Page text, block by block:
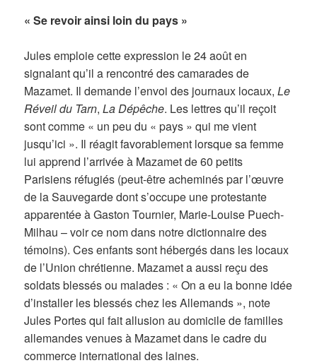
« Se revoir ainsi loin du pays »
Jules emploie cette expression le 24 août en
signalant qu’il a rencontré des camarades de
Mazamet. Il demande l’envoi des journaux locaux,Le
Réveil du Tarn,La Dépêche. Les lettres qu’il reçoit
sont comme « un peu du « pays » qui me vient
jusqu’ici ». Il réagit favorablement lorsque sa femme
lui apprend l’arrivée à Mazamet de 60 petits
Parisiens réfugiés (peut-être acheminés par l’œuvre
de la Sauvegarde dont s’occupe une protestante
apparentée à Gaston Tournier, Marie-Louise Puech-
Milhau – voir ce nom dans notre dictionnaire des
témoins). Ces enfants sont hébergés dans les locaux
de l’Union chrétienne. Mazamet a aussi reçu des
soldats blessés ou malades : « On a eu la bonne idée
d’installer les blessés chez les Allemands », note
Jules Portes qui fait allusion au domicile de familles
allemandes venues à Mazamet dans le cadre du
commerce international des laines.